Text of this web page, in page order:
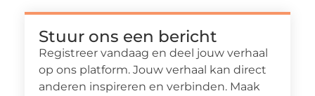
Stuur ons een bericht
Registreer vandaag en deel jouw verhaal
op ons platform. Jouw verhaal kan direct
anderen inspireren en verbinden. Maak